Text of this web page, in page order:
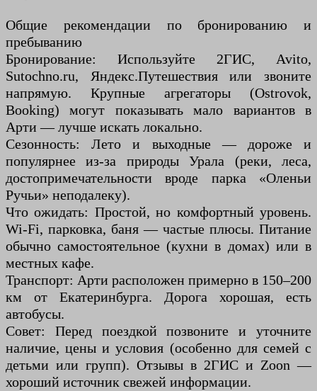
Общие рекомендации по бронированию и
пребыванию
Бронирование: Используйте 2ГИС, Avito,
Sutochno.ru, Яндекс.Путешествия или звоните
напрямую. Крупные агрегаторы (Ostrovok,
Booking) могут показывать мало вариантов в
Арти — лучше искать локально.
Сезонность: Лето и выходные — дороже и
популярнее из-за природы Урала (реки, леса,
достопримечательности вроде парка «Оленьи
Ручьи» неподалеку).
Что ожидать: Простой, но комфортный уровень.
Wi-Fi, парковка, баня — частые плюсы. Питание
обычно самостоятельное (кухни в домах) или в
местных кафе.
Транспорт: Арти расположен примерно в 150–200
км от Екатеринбурга. Дорога хорошая, есть
автобусы.
Совет: Перед поездкой позвоните и уточните
наличие, цены и условия (особенно для семей с
детьми или групп). Отзывы в 2ГИС и Zoon —
хороший источник свежей информации.